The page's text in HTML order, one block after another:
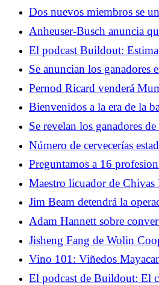
Dos nuevos miembros se
de la revista Whisky
Anheuser-Busch anuncia
cervecerías y venderá otra
El podcast Buildout:
Se anuncian los ganadores
Scotland 2026
Pernod Ricard venderá
Family Wine & Spirits
Bienvenidos a la era de la
Se revelan los ganadores
de los World Whisky
Número de cervecerías
contraerán por segundo año
Preguntamos a 16
champán vale la pena
Maestro licuador de Chivas
después de más de 40 años
Jim Beam detendrá la
principal de Kentucky en
Adam Hannett sobre
mezclador de Bruichladdich
Jisheng Fang de Wolin
potencial sin explotar del
maduración del whisky
Vino 101: Viñedos
El podcast de Buildout: El